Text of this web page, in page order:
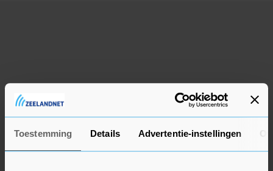
Toestemming Details Advertentie-instellingen
TomTom ONE XL Europe
Navigatiesysteem met accessoires
N.o.t.k.
Domburg vandaag